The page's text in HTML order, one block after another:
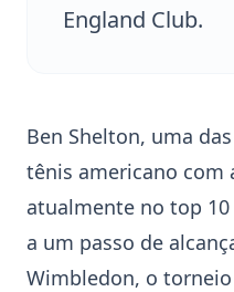
England Club.
Ben Shelton, uma
tênis americano com
atualmente no top 10
a um passo de
Wimbledon, o